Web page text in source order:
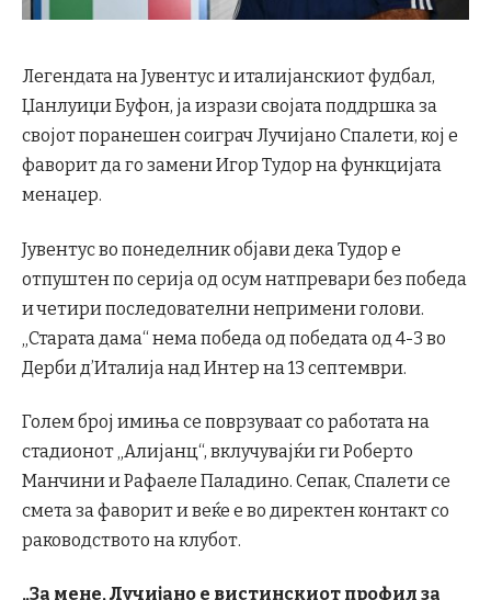
Легендата на Јувентус и италијанскиот фудбал,
Џанлуиџи Буфон, ја изрази својата поддршка за
својот поранешен соиграч Лучијано Спалети, кој е
фаворит да го замени Игор Тудор на функцијата
менаџер.
Јувентус во понеделник објави дека Тудор е
отпуштен по серија од осум натпревари без победа
и четири последователни непримени голови.
„Старата дама“ нема победа од победата од 4-3 во
Дерби д’Италија над Интер на 13 септември.
Голем број имиња се поврзуваат со работата на
стадионот „Алијанц“, вклучувајќи ги Роберто
Манчини и Рафаеле Паладино. Сепак, Спалети се
смета за фаворит и веќе е во директен контакт со
раководството на клубот.
„За мене, Лучијано е вистинскиот профил за